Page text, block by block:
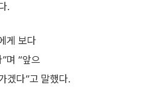
.
게 보다
며 “앞으
겠다”고 말했다.